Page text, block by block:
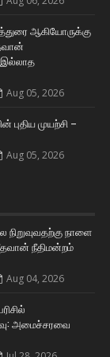
ஆகியோருக்கு
இல்லாத
Aug 05, 2026
முயற்சி –
Aug 05, 2026
நாளை
நீதிமன்றம்
Aug 04, 2026
அமைச்சரவை